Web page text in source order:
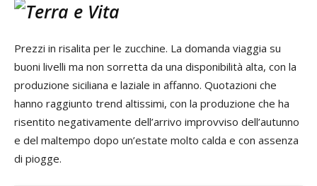
Prezzi in risalita per le zucchine. La domanda viaggia su
buoni livelli ma non sorretta da una disponibilità alta, con la
produzione siciliana e laziale in affanno. Quotazioni che
hanno raggiunto trend altissimi, con la produzione che ha
risentito negativamente dell’arrivo improvviso dell’autunno
e del maltempo dopo un’estate molto calda e con assenza
di piogge.